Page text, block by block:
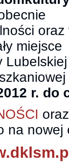
miejsce
r. do
na nowej